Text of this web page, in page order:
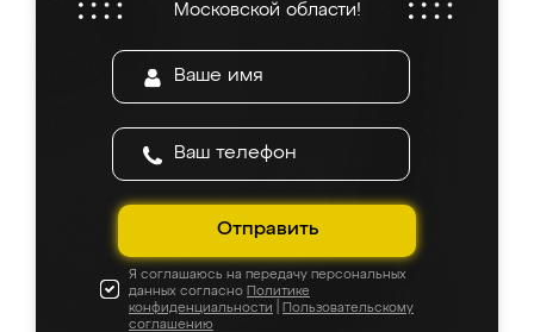
Московской области!
Отправить
Я соглашаюсь на передачу персональных
данных согласно Политике
конфиденциальности
Пользовательскому
соглашению